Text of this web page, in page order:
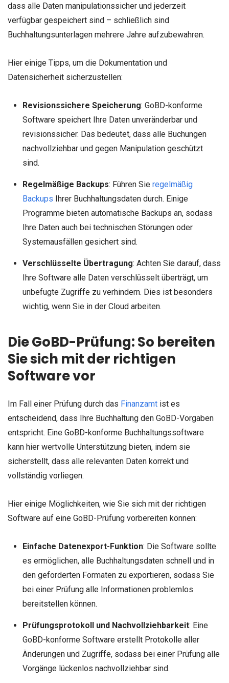
dass alle Daten manipulationssicher und jederzeit
verfügbar gespeichert sind – schließlich sind
Buchhaltungsunterlagen mehrere Jahre aufzubewahren.
Hier einige Tipps, um die Dokumentation und
Datensicherheit sicherzustellen:
Revisionssichere Speicherung: GoBD-konforme
Software speichert Ihre Daten unveränderbar und
revisionssicher. Das bedeutet, dass alle Buchungen
nachvollziehbar und gegen Manipulation geschützt
sind.
Regelmäßige Backups: Führen Sie regelmäßig
Backups Ihrer Buchhaltungsdaten durch. Einige
Programme bieten automatische Backups an, sodass
Ihre Daten auch bei technischen Störungen oder
Systemausfällen gesichert sind.
Verschlüsselte Übertragung: Achten Sie darauf, dass
Ihre Software alle Daten verschlüsselt überträgt, um
unbefugte Zugriffe zu verhindern. Dies ist besonders
wichtig, wenn Sie in der Cloud arbeiten.
Die GoBD-Prüfung: So bereiten
Sie sich mit der richtigen
Software vor
Im Fall einer Prüfung durch das Finanzamt ist es
entscheidend, dass Ihre Buchhaltung den GoBD-Vorgaben
entspricht. Eine GoBD-konforme Buchhaltungssoftware
kann hier wertvolle Unterstützung bieten, indem sie
sicherstellt, dass alle relevanten Daten korrekt und
vollständig vorliegen.
Hier einige Möglichkeiten, wie Sie sich mit der richtigen
Software auf eine GoBD-Prüfung vorbereiten können:
Einfache Datenexport-Funktion: Die Software sollte
es ermöglichen, alle Buchhaltungsdaten schnell und in
den geforderten Formaten zu exportieren, sodass Sie
bei einer Prüfung alle Informationen problemlos
bereitstellen können.
Prüfungsprotokoll und Nachvollziehbarkeit: Eine
GoBD-konforme Software erstellt Protokolle aller
Änderungen und Zugriffe, sodass bei einer Prüfung alle
Vorgänge lückenlos nachvollziehbar sind.